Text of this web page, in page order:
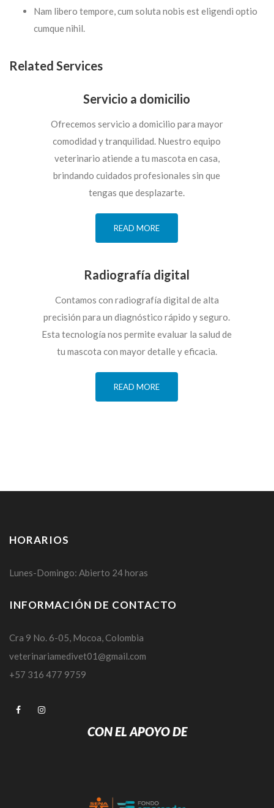
Nam libero tempore, cum soluta nobis est eligendi optio
cumque nihil.
Related Services
Servicio a domicilio
Ofrecemos servicio a domicilio para mayor
comodidad y tranquilidad. Nuestro equipo
veterinario atiende a tu mascota en casa,
brindando cuidados profesionales sin que
tengas que desplazarte.
READ MORE
Radiografía digital
Contamos con radiografía digital de alta
precisión para un diagnóstico rápido y seguro.
Esta tecnología nos permite evaluar la salud de
tu mascota con mayor detalle y eficacia.
READ MORE
HORARIOS
Lunes-Domingo: Abierto 24 horas
INFORMACIÓN DE CONTACTO
Cra 9 No. 6-05, Mocoa, Colombia
veterinariamedivet01@gmail.com
+57 316 477 9759
CON EL APOYO DE